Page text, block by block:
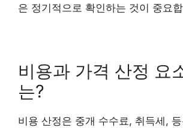
은 정기적으로 확인하는 것이 중요
비용과 가격 산정 요
는?
비용 산정은 중개 수수료, 취득세,